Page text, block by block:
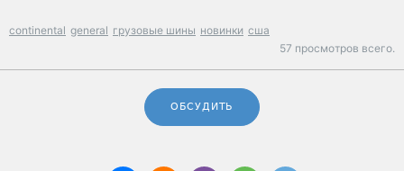
continental general грузовые шины новинки сша
57 просмотров всего.
ОБСУДИТЬ